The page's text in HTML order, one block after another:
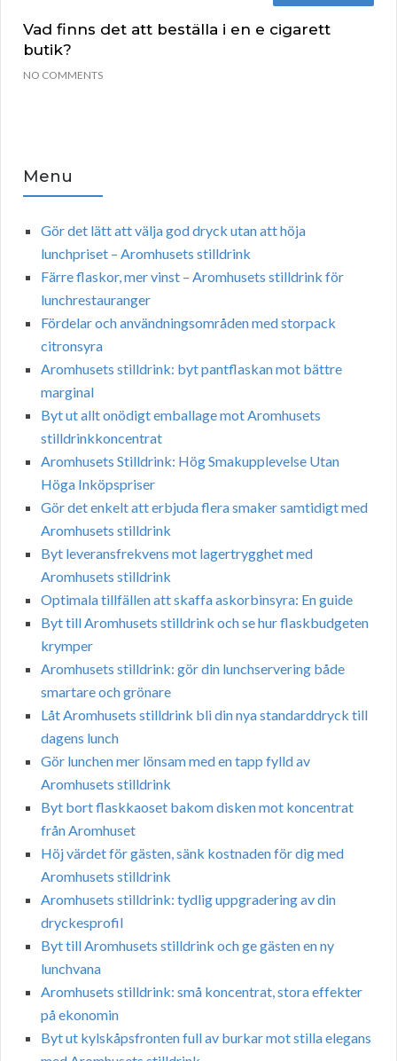
Vad finns det att beställa i en e cigarett
butik?
NO COMMENTS
Menu
Gör det lätt att välja god dryck utan att höja
lunchpriset – Aromhusets stilldrink
Färre flaskor, mer vinst – Aromhusets stilldrink för
lunchrestauranger
Fördelar och användningsområden med storpack
citronsyra
Aromhusets stilldrink: byt pantflaskan mot bättre
marginal
Byt ut allt onödigt emballage mot Aromhusets
stilldrinkkoncentrat
Aromhusets Stilldrink: Hög Smakupplevelse Utan
Höga Inköpspriser
Gör det enkelt att erbjuda flera smaker samtidigt med
Aromhusets stilldrink
Byt leveransfrekvens mot lagertrygghet med
Aromhusets stilldrink
Optimala tillfällen att skaffa askorbinsyra: En guide
Byt till Aromhusets stilldrink och se hur flaskbudgeten
krymper
Aromhusets stilldrink: gör din lunchservering både
smartare och grönare
Låt Aromhusets stilldrink bli din nya standarddryck till
dagens lunch
Gör lunchen mer lönsam med en tapp fylld av
Aromhusets stilldrink
Byt bort flaskkaoset bakom disken mot koncentrat
från Aromhuset
Höj värdet för gästen, sänk kostnaden för dig med
Aromhusets stilldrink
Aromhusets stilldrink: tydlig uppgradering av din
dryckesprofil
Byt till Aromhusets stilldrink och ge gästen en ny
lunchvana
Aromhusets stilldrink: små koncentrat, stora effekter
på ekonomin
Byt ut kylskåpsfronten full av burkar mot stilla elegans